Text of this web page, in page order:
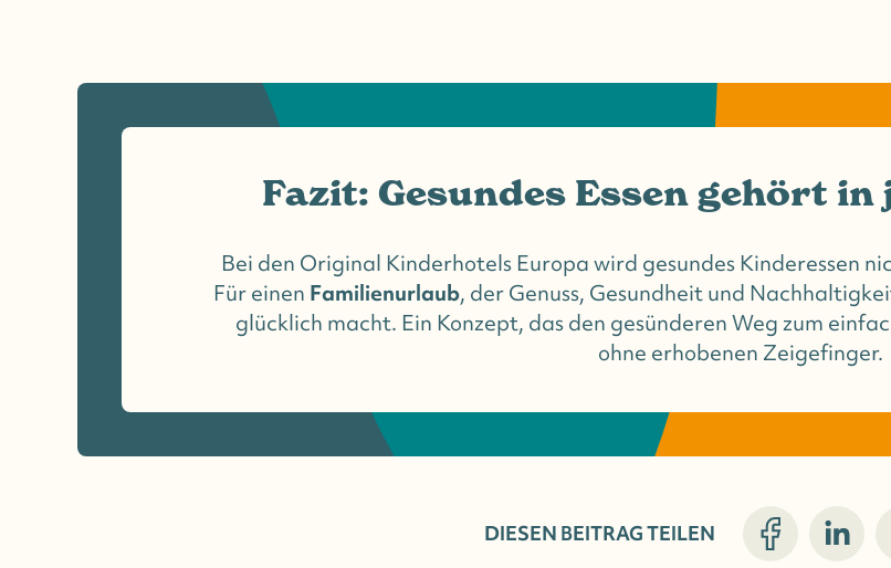
Fazit: Gesundes Essen gehört
Bei den Original Kinderhotels Europa wird gesundes Kinderessen
Für einen Familienurlaub, der Genuss, Gesundheit und
glücklich macht. Ein Konzept, das den gesünderen Weg zum
ohne erhobenen Zeigefinger.
DIESEN BEITRAG TEILEN